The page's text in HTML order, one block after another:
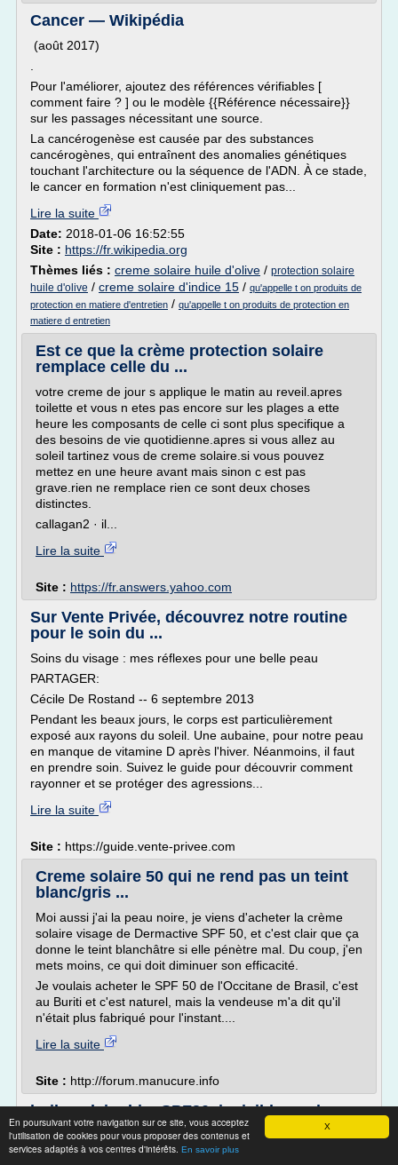
X
En poursuivant votre navigation sur ce site, vous acceptez
l'utilisation de cookies pour vous proposer des contenus et
services adaptés à vos centres d'intérêts. En savoir plus
Cancer — Wikipédia
(août 2017)
Pour l'améliorer, ajoutez des références vérifiables [
comment faire ? ] ou le modèle {{Référence nécessaire}}
sur les passages nécessitant une source.
La cancérogenèse est causée par des substances
cancérogènes, qui entraînent des anomalies génétiques
touchant l'architecture ou la séquence de l'ADN. À ce stade,
le cancer en formation n'est cliniquement pas...
Lire la suite
Date: 2018-01-06 16:52:55
Site : https://fr.wikipedia.org
Thèmes liés : creme solaire huile d'olive / protection solaire
huile d'olive / creme solaire d'indice 15 / qu'appelle t on produits de
protection en matiere d'entretien / qu'appelle t on produits de protection en
matiere d entretien
Est ce que la crème protection solaire
remplace celle du ...
votre creme de jour s applique le matin au reveil.apres
toilette et vous n etes pas encore sur les plages a ette
heure les composants de celle ci sont plus specifique a
des besoins de vie quotidienne.apres si vous allez au
soleil tartinez vous de creme solaire.si vous pouvez
mettez en une heure avant mais sinon c est pas
grave.rien ne remplace rien ce sont deux choses
distinctes.
callagan2 · il...
Lire la suite
Site : https://fr.answers.yahoo.com
Sur Vente Privée, découvrez notre routine
pour le soin du ...
Soins du visage : mes réflexes pour une belle peau
PARTAGER:
Cécile De Rostand -- 6 septembre 2013
Pendant les beaux jours, le corps est particulièrement
exposé aux rayons du soleil. Une aubaine, pour notre peau
en manque de vitamine D après l'hiver. Néanmoins, il faut
en prendre soin. Suivez le guide pour découvrir comment
rayonner et se protéger des agressions...
Lire la suite
Site : https://guide.vente-privee.com
Creme solaire 50 qui ne rend pas un teint
blanc/gris ...
Moi aussi j'ai la peau noire, je viens d'acheter la crème
solaire visage de Dermactive SPF 50, et c'est clair que ça
donne le teint blanchâtre si elle pénètre mal. Du coup, j'en
mets moins, ce qui doit diminuer son efficacité.
Je voulais acheter le SPF 50 de l'Occitane de Brasil, c'est
au Buriti et c'est naturel, mais la vendeuse m'a dit qu'il
n'était plus fabriqué pour l'instant....
Lire la suite
Site : http://forum.manucure.info
huile solaire bio, SPF30, invisible sur la
peau
Conseils